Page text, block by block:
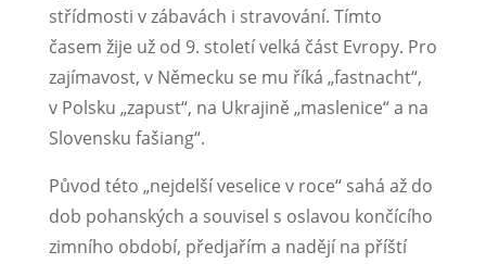
střídmosti v zábavách i stravování. Tímto
časem žije už od 9. století velká část Evropy. Pro
zajímavost, v Německu se mu říká „fastnacht“,
v Polsku „zapust“, na Ukrajině „maslenice“ a na
Slovensku fašiang“.
Původ této „nejdelší veselice v roce“ sahá až do
dob pohanských a souvisel s oslavou končícího
zimního období, předjařím a nadějí na příští